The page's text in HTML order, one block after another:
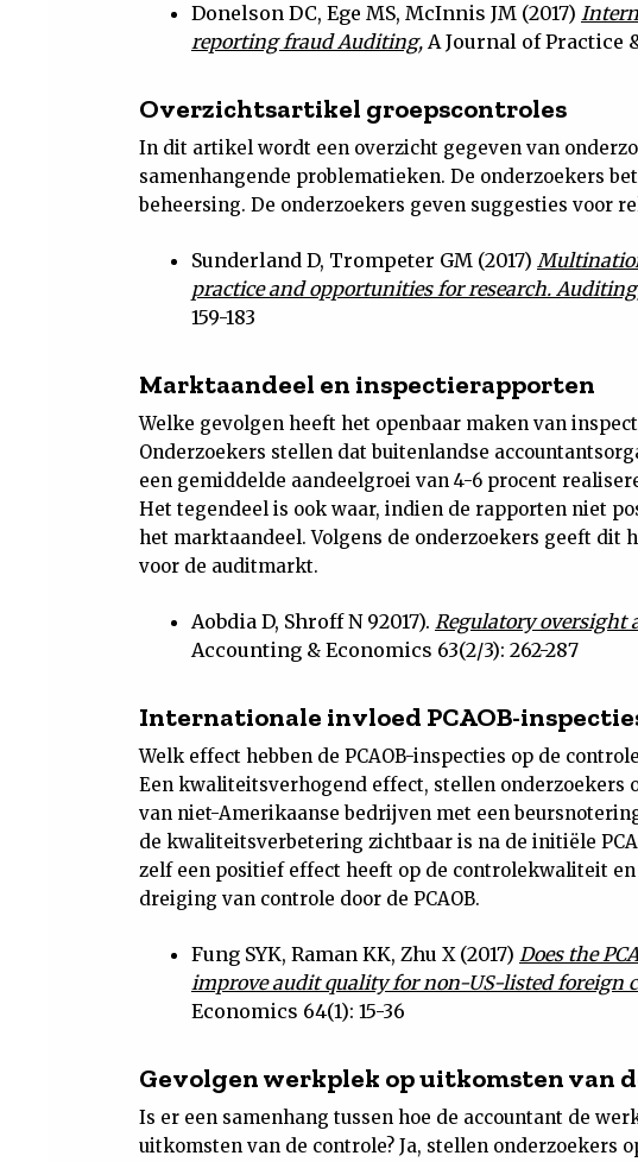
Donelson DC, Ege MS, McInnis JM (2017)
reporting fraud Auditing, A Journal of Practice
Overzichtsartikel groepscontroles
In dit artikel wordt een overzicht gegeven van
samenhangende problematieken. De onderzoekers
beheersing. De onderzoekers geven suggesties voor
Sunderland D, Trompeter GM (2017)
practice and opportunities for research. Auditing
159-183
Marktaandeel en inspectierapporten
Welke gevolgen heeft het openbaar maken van
Onderzoekers stellen dat buitenlandse
een gemiddelde aandeelgroei van 4-6 procent
Het tegendeel is ook waar, indien de rapporten niet
het marktaandeel. Volgens de onderzoekers geeft dit
voor de auditmarkt.
Aobdia D, Shroff N 92017). Regulatory oversight
Accounting & Economics 63(2/3): 262-287
Internationale invloed PCAOB-
Welk effect hebben de PCAOB-inspecties op de
Een kwaliteitsverhogend effect, stellen onderzoekers
van niet-Amerikaanse bedrijven met een
de kwaliteitsverbetering zichtbaar is na de initiële
zelf een positief effect heeft op de controlekwaliteit
dreiging van controle door de PCAOB.
Fung SYK, Raman KK, Zhu X (2017) Does the
improve audit quality for non-US-listed foreign
Economics 64(1): 15-36
Gevolgen werkplek op uitkomsten van
Is er een samenhang tussen hoe de accountant de
uitkomsten van de controle? Ja, stellen onderzoekers